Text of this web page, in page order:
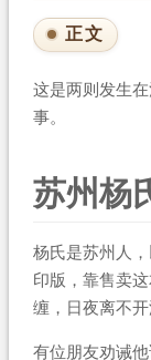
正文
这是两则发生
事。
苏州杨
杨氏是苏州人
印版，靠售卖
缠，日夜离不
有位朋友劝诫